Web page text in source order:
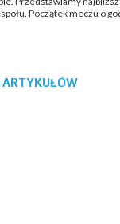
Początek meczu o